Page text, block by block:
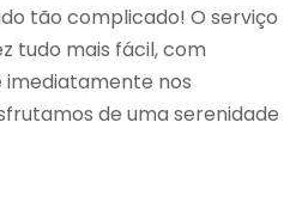
tão complicado! O serviço
tudo mais fácil, com
imediatamente nos
de uma serenidade